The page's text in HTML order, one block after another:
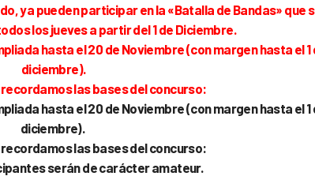
ya pueden participar en la «Batalla de Bandas» que
los jueves a partir del 1 de Diciembre.
hasta el 20 de Noviembre (con margen hasta el 1
diciembre).
las bases del concurso:
hasta el 20 de Noviembre (con margen hasta el 1
diciembre).
las bases del concurso:
serán de carácter amateur.